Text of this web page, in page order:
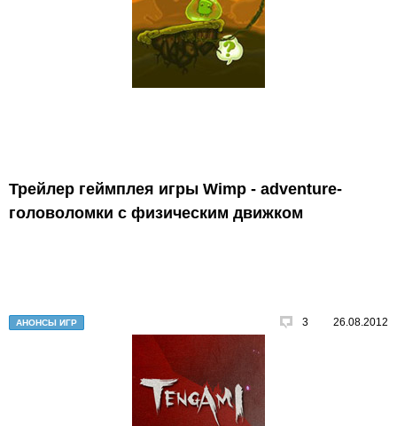
Трейлер геймплея игры Wimp - adventure-
головоломки с физическим движком
АНОНСЫ ИГР 3 26.08.2012